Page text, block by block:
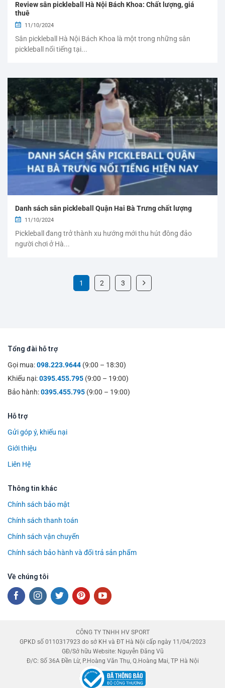
Review sân pickleball Hà Nội Bách Khoa: Chất lượng, giá
thuê
11/10/2024
Sân pickleball Hà Nội Bách Khoa là một trong những sân
pickleball nổi tiếng tại...
Danh sách sân pickleball Quận Hai Bà Trưng chất lượng
11/10/2024
Pickleball đang trở thành xu hướng mới thu hút đông đảo
người chơi ở Hà...
1 2 3
Tổng đài hỗ trợ
Gọi mua:098.223.9644 (9:00 – 18:30)
Khiếu nại:0395.455.795 (9:00 – 19:00)
Bảo hành:0395.455.795 (9:00 – 19:00)
Hỗ trợ
Gửi góp ý, khiếu nại
Giới thiệu
Liên Hệ
Thông tin khác
Chính sách bảo mật
Chính sách thanh toán
Chính sách vận chuyển
Chính sách bảo hành và đổi trả sản phẩm
Về chúng tôi
CÔNG TY TNHH HV SPORT
GPKD số 0110317923 do sở KH và ĐT Hà Nội cấp ngày 11/04/2023
GĐ/Sở hữu Website: Nguyễn Đăng Vũ
Đ/C: Số 36A Đền Lừ, P.Hoàng Văn Thụ, Q.Hoàng Mai, TP Hà Nội